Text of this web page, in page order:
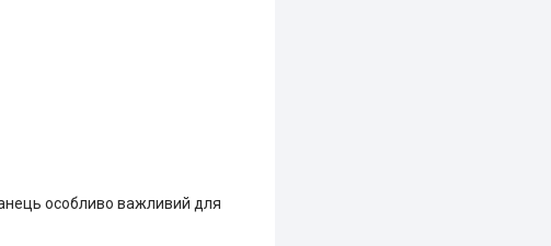
особливо важливий для